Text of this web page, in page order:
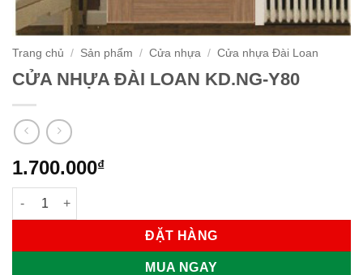
Trang chủ / Sản phẩm / Cửa nhựa / Cửa nhựa Đài Loan
CỬA NHỰA ĐÀI LOAN KD.NG-Y80
1.700.000₫
CỬA NHỰA ĐÀI LOAN KD.NG-Y80 số lượng
ĐẶT HÀNG
MUA NGAY